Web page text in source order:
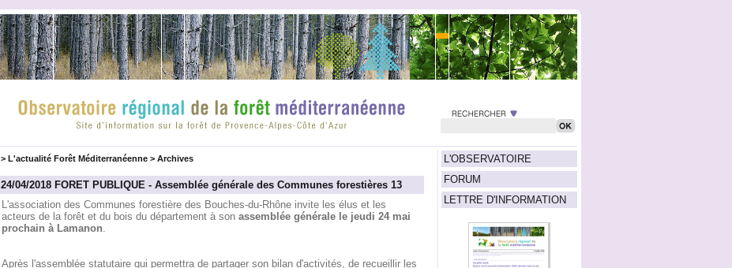
L'OBSERVATOIRE
FORUM
LETTRE D'INFORMATION
> L'actualité Forêt Méditerranéenne> Archives
24/04/2018 FORET PUBLIQUE - Assemblée générale des Communes forestières 13
L'association des Communes forestière des Bouches-du-Rhône invite les élus et les
acteurs de la forêt et du bois du département à son assemblée générale le jeudi 24 mai
prochain à Lamanon.
Après l'assemblée statutaire qui permettra de partager son bilan d'activités, de recueillir les